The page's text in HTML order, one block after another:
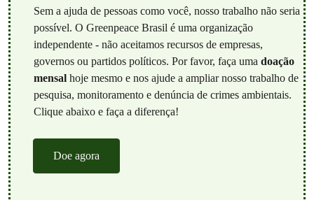
Sem a ajuda de pessoas como você, nosso trabalho não seria
possível. O Greenpeace Brasil é uma organização
independente - não aceitamos recursos de empresas,
governos ou partidos políticos. Por favor, faça uma doação
mensalhoje mesmo e nos ajude a ampliar nosso trabalho de
pesquisa, monitoramento e denúncia de crimes ambientais.
Clique abaixo e faça a diferença!
Doe agora